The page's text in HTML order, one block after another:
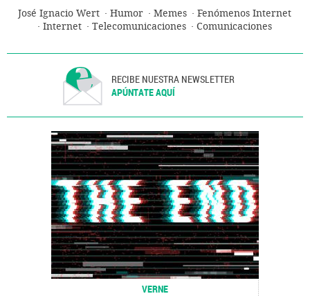
José Ignacio Wert Humor Memes
Fenómenos Internet
Internet
Telecomunicaciones Comunicaciones
RECIBE NUESTRA NEWSLETTER
APÚNTATE AQUÍ
VERNE